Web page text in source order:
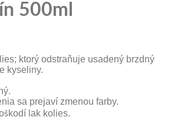
500ml
ktorý odstraňuje usadený brzdný
kyseliny.
sa prejaví zmenou farby.
lak kolies.